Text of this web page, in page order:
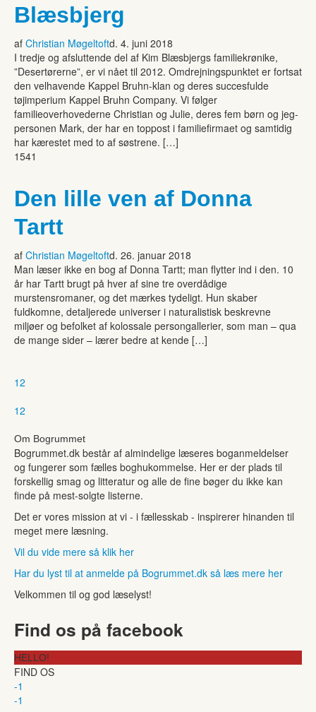
Blæsbjerg
af Christian Møgeltoftd. 4. juni 2018
I tredje og afsluttende del af Kim Blæsbjergs familiekrønike,
”Desertørerne”, er vi nået til 2012. Omdrejningspunktet er fortsat
den velhavende Kappel Bruhn-klan og deres succesfulde
tøjimperium Kappel Bruhn Company. Vi følger
familieoverhovederne Christian og Julie, deres fem børn og jeg-
personen Mark, der har en toppost i familiefirmaet og samtidig
har kærestet med to af søstrene. […]
1541
Den lille ven af Donna
Tartt
af Christian Møgeltoftd. 26. januar 2018
Man læser ikke en bog af Donna Tartt; man flytter ind i den. 10
år har Tartt brugt på hver af sine tre overdådige
murstensromaner, og det mærkes tydeligt. Hun skaber
fuldkomne, detaljerede universer i naturalistisk beskrevne
miljøer og befolket af kolossale persongallerier, som man – qua
de mange sider – lærer bedre at kende […]
12
12
Om Bogrummet
Bogrummet.dk består af almindelige læseres boganmeldelser
og fungerer som fælles boghukommelse. Her er der plads til
forskellig smag og litteratur og alle de fine bøger du ikke kan
finde på mest-solgte listerne.
Det er vores mission at vi - i fællesskab - inspirerer hinanden til
meget mere læsning.
Vil du vide mere så klik her
Har du lyst til at anmelde på Bogrummet.dk så læs mere her
Velkommen til og god læselyst!
Find os på facebook
HELLO!
FIND OS
-1
-1